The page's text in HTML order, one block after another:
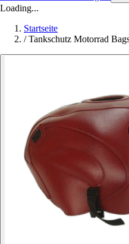
Loading...
Startseite
/ Tankschutz Motorrad